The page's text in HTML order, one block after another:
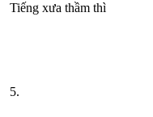
Tiếng xưa thầm thì
5.